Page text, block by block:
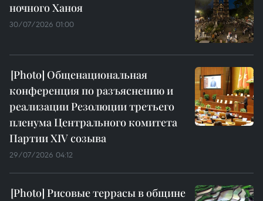
ночного Ханоя
30/07/2026 01:00
Общенациональная
конференция по разъяснению и
реализации Резолюции третьего
пленума Центрального комитета
Партии XIV созыва
29/07/2026 04:12
Рисовые террасы в общине